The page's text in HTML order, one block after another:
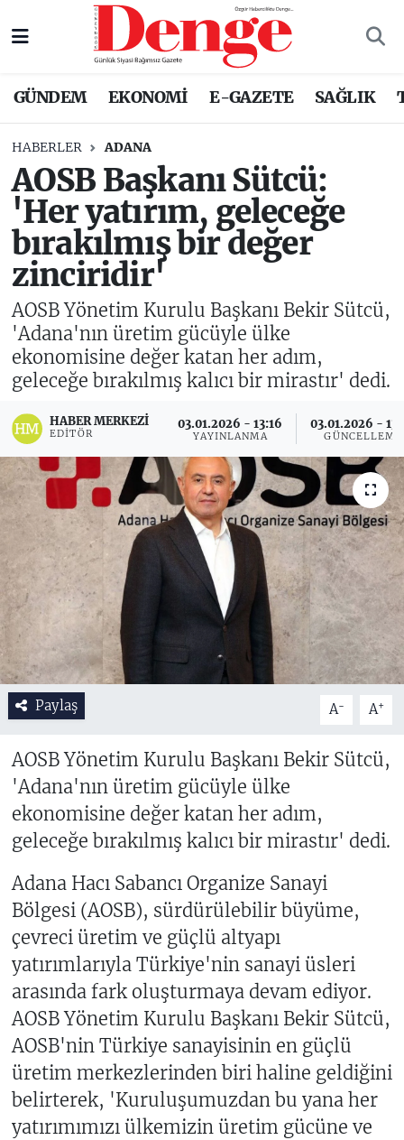
GÜNDEM EKONOMİ E-GAZETE SAĞLIK
HABERLER ADANA
AOSB Başkanı Sütcü:
'Her yatırım, geleceğe
bırakılmış bir değer
zinciridir'
AOSB Yönetim Kurulu Başkanı Bekir Sütcü,
'Adana'nın üretim gücüyle ülke
ekonomisine değer katan her adım,
geleceğe bırakılmış kalıcı bir mirastır' dedi.
HABER MERKEZI
EDITÖR
03.01.2026 - 13:16
YAYINLANMA
03.01.2026 -
GÜNCELLEME
Paylaş A- A+
AOSB Yönetim Kurulu Başkanı Bekir Sütcü,
'Adana'nın üretim gücüyle ülke
ekonomisine değer katan her adım,
geleceğe bırakılmış kalıcı bir mirastır' dedi.
Adana Hacı Sabancı Organize Sanayi
Bölgesi (AOSB), sürdürülebilir büyüme,
çevreci üretim ve güçlü altyapı
yatırımlarıyla Türkiye'nin sanayi üsleri
arasında fark oluşturmaya devam ediyor.
AOSB Yönetim Kurulu Başkanı Bekir Sütcü,
AOSB'nin Türkiye sanayisinin en güçlü
üretim merkezlerinden biri haline geldiğini
belirterek, 'Kuruluşumuzdan bu yana her
yatırımımızı ülkemizin üretim gücüne ve
Nöbetçi Eczaneler
Trafik Durumu
Süper Lig Puan Durumu ve Fikstür
Tüm Manşetler
Son Dakika Haberleri
Haber Arşivi